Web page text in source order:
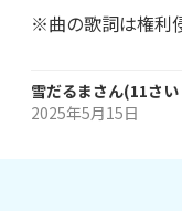
※曲の歌詞は権利
雪だるまさん(11さい
2025年5月15日